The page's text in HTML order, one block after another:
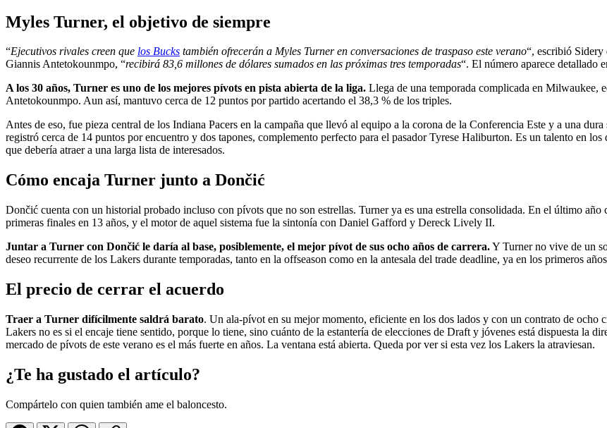
Myles Turner, el objetivo de siempre
“Ejecutivos rivales creen que los Bucks también ofrecerán a Myles Turner en conversaciones de traspaso este verano“, escribió Sidery
Giannis Antetokounmpo, “recibirá 83,6 millones de dólares sumados en las próximas tres temporadas“. El número aparece detallado
A los 30 años, Turner es uno de los mejores pívots en pista abierta de la liga. Llega de una temporada complicada en Milwaukee,
Antetokounmpo. Aun así, mantuvo cerca de 12 puntos por partido acertando el 38,3 % de los triples.
Antes de eso, fue pieza central de los Indiana Pacers en la campaña que llevó al equipo a la corona de la Conferencia Este y a una
registró cerca de 14 puntos por encuentro y dos tapones, complemento perfecto para el pasador Tyrese Haliburton. Es un talento en
que debería atraer a una larga lista de interesados.
Cómo encaja Turner junto a Dončić
Dončić cuenta con un historial probado incluso con pívots que no son estrellas. Turner ya es una estrella consolidada. En el último
primeras finales en 13 años, y el motor de aquel sistema fue la sintonía con Daniel Gafford y Dereck Lively II.
Juntar a Turner con Dončić le daría al base, posiblemente, el mejor pívot de sus ocho años de carrera.Y Turner no vive de un
deseo recurrente de los Lakers durante temporadas, tanto en la offseason como en la antesala del trade deadline, ya en los primeros
El precio de cerrar el acuerdo
Traer a Turner difícilmente saldrá barato. Un ala-pívot en su mejor momento, eficiente en los dos lados y con un contrato de ocho
Lakers no es si el encaje tiene sentido, porque lo tiene, sino cuánto de la estantería de elecciones de Draft y jóvenes está dispuesta la
mercado de pívots de este verano es el más fuerte en años. La ventana está abierta. Queda por ver si esta vez los Lakers la atraviesan.
¿Te ha gustado el artículo?
Compártelo con quien también ame el baloncesto.